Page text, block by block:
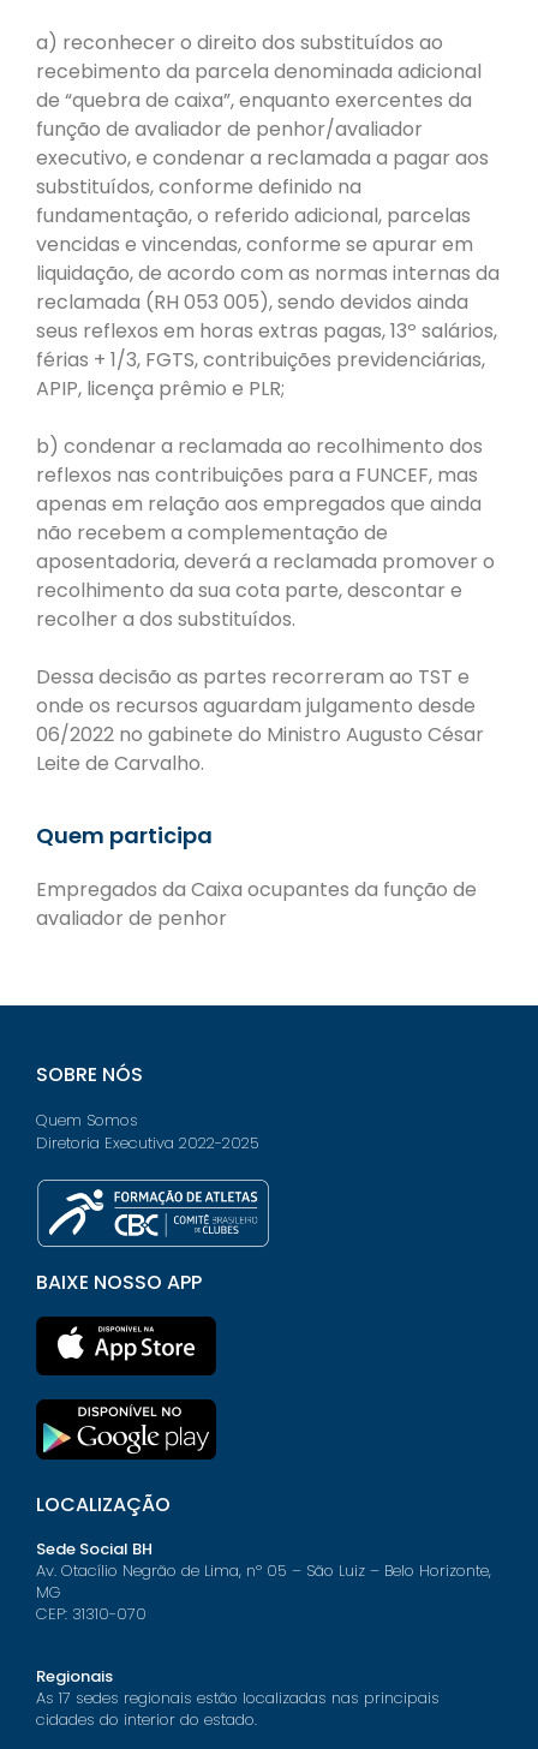
a) reconhecer o direito dos substituídos ao
recebimento da parcela denominada adicional
de “quebra de caixa”, enquanto exercentes da
função de avaliador de penhor/avaliador
executivo, e condenar a reclamada a pagar aos
substituídos, conforme definido na
fundamentação, o referido adicional, parcelas
vencidas e vincendas, conforme se apurar em
liquidação, de acordo com as normas internas da
reclamada (RH 053 005), sendo devidos ainda
seus reflexos em horas extras pagas, 13º salários,
férias + 1/3, FGTS, contribuições previdenciárias,
APIP, licença prêmio e PLR;
b) condenar a reclamada ao recolhimento dos
reflexos nas contribuições para a FUNCEF, mas
apenas em relação aos empregados que ainda
não recebem a complementação de
aposentadoria, deverá a reclamada promover o
recolhimento da sua cota parte, descontar e
recolher a dos substituídos.
Dessa decisão as partes recorreram ao TST e
onde os recursos aguardam julgamento desde
06/2022 no gabinete do Ministro Augusto César
Leite de Carvalho.
Quem participa
Empregados da Caixa ocupantes da função de
avaliador de penhor
SOBRE NÓS
Quem Somos
Diretoria Executiva 2022-2025
BAIXE NOSSO APP
LOCALIZAÇÃO
Sede Social BH
Av. Otacílio Negrão de Lima, nº 05 – São Luiz – Belo Horizonte,
MG
CEP: 31310-070
Regionais
As 17 sedes regionais estão localizadas nas principais
cidades do interior do estado.